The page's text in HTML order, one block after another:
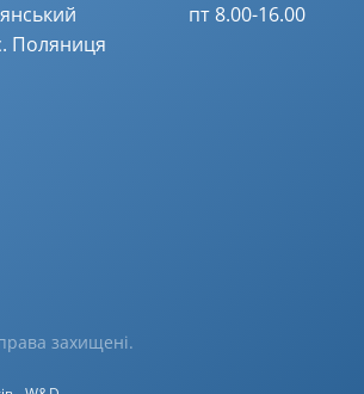
Поляниця
пт 8.00-16.00
захищені.